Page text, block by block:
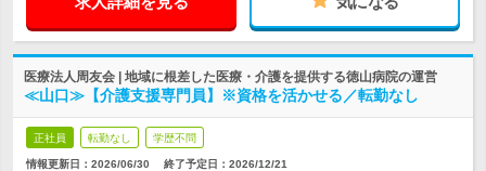
医療法人周友会 | 地域に根差した医療・介護を提供する徳山病院の運営
≪山口≫【介護支援専門員】※資格を活かせる／転勤なし
正社員 転勤なし 学歴不問
情報更新日：2026/06/30 終了予定日： 2026/12/21